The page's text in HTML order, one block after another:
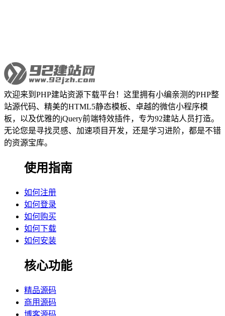
欢迎来到PHP建站资源下载平台！这里拥有小编亲测的PHP整
站源代码、精美的HTML5静态模板、卓越的微信小程序模
板，以及优雅的jQuery前端特效插件，专为92建站人员打造。
无论您是寻找灵感、加速项目开发，还是学习进阶，都是不错
的资源宝库。
使用指南
如何注册
如何登录
如何购买
如何下载
如何安装
核心功能
精品源码
商用源码
博客源码